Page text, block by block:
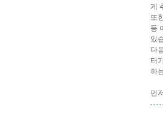
게
또
등
있
다
터
하
먼